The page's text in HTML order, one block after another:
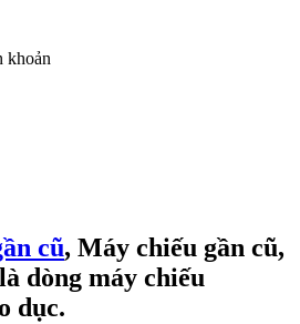
khoản
cũ, Máy chiếu gần cũ,
dòng máy chiếu
dục.